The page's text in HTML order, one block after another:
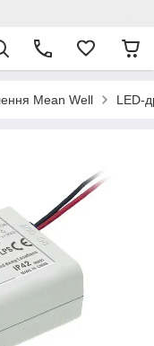
Mean Well LED-